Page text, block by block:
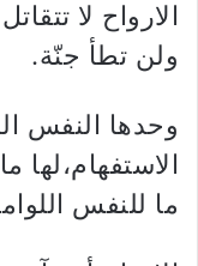
الارواح لا
ولن تطأ جنّة.
وحدها النفس
الاستفهام،لها
ما للنفس